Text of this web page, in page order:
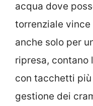
acqua dove
torrenziale
anche solo per
ripresa, contano
con tacchetti
gestione dei